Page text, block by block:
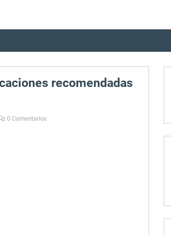
recomendadas
0 Comentarios